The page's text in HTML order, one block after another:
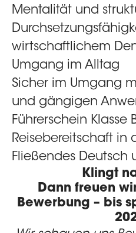
Mentalität und
wirtschaftlichem
Umgang im Alltag
Sicher im Umgang
und gängigen
Führerschein Klasse
Reisebereitschaft in
Fließendes Deutsch
Klingt
Dann freuen
Bewerbung – bis